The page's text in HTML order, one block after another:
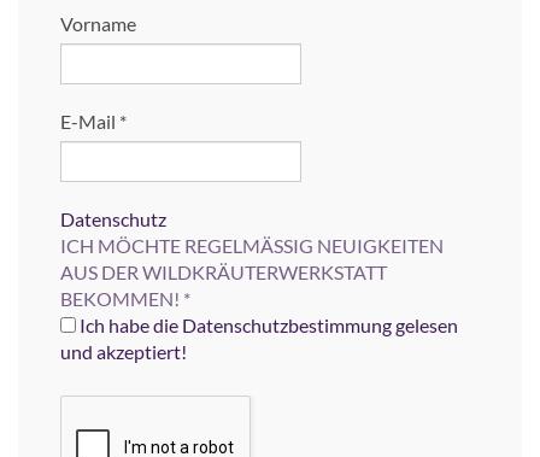
Vorname
E-Mail *
Datenschutz
ICH MÖCHTE REGELMÄSSIG NEUIGKEITEN
AUS DER WILDKRÄUTERWERKSTATT
BEKOMMEN! *
Ich habe die Datenschutzbestimmung gelesen
und akzeptiert!